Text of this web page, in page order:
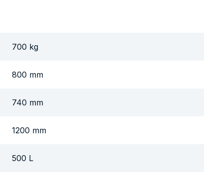
700 kg
800 mm
740 mm
1200 mm
500 L